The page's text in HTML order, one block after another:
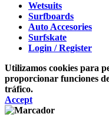
Wetsuits
Surfboards
Auto Accesories
Surfskate
Login / Register
Utilizamos cookies para
proporcionar funciones
tráfico.
Accept